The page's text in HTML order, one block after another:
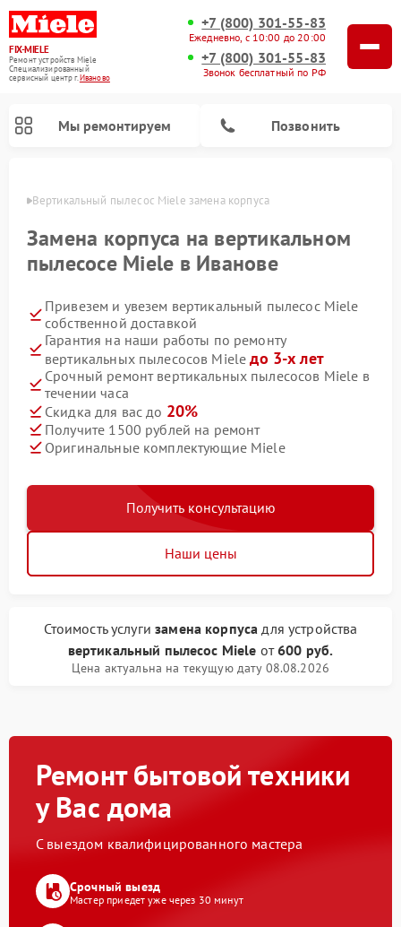
FIX-MIELE
Ремонт устройств Miele
Специализированный
cервисный центр г.Иваново
+7 (800) 301-55-83
Ежедневно, с 10:00 до 20:00
+7 (800) 301-55-83
Звонок бесплатный по РФ
Мы ремонтируем Позвонить
Вертикальный пылесос Miele замена корпуса
Замена корпуса на вертикальном
пылесосе Miele в Иванове
Привезем и увезем вертикальный пылесос Miele
собственной доставкой
Гарантия на наши работы по ремонту
вертикальных пылесосов Mieleдо 3-х лет
Срочный ремонт вертикальных пылесосов Miele в
течении часа
Скидка для вас до 20%
Получите 1500 рублей на ремонт
Оригинальные комплектующие Miele
Получить консультацию
Наши цены
Стоимость услугизамена корпуса для устройства
вертикальный пылесос Miele от600 руб.
Цена актуальна на текущую дату 08.08.2026
Ремонт бытовой техники
у Вас дома
С выездом квалифицированного мастера
Срочный выезд
Мастер приедет уже через 30 минут